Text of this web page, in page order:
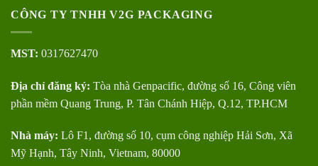
CÔNG TY TNHH V2G PACKAGING
MST: 0317627470
Địa chỉ đăng ký: Tòa nhà Genpacific, đường số 16, Công viên
phần mềm Quang Trung, P. Tân Chánh Hiệp, Q.12, TP.HCM
Nhà máy: Lô F1, đường số 10, cụm công nghiệp Hải Sơn, Xã
Mỹ Hạnh, Tây Ninh, Vietnam, 80000